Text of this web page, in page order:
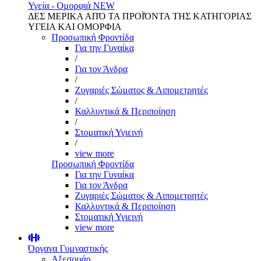
Υγεία - Ομορφιά NEW
ΔΕΣ ΜΕΡΙΚΑ ΑΠΌ ΤΑ ΠΡΟΪΌΝΤΑ ΤΗΣ ΚΑΤΗΓΟΡΙΑΣ
ΥΓΕΙΑ ΚΑΙ ΟΜΟΡΦΙΑ
Προσωπική Φροντίδα
Για την Γυναίκα
/
Για τον Άνδρα
/
Ζυγαριές Σώματος & Λιπομετρητές
/
Καλλυντικά & Περιποίηση
/
Στοματική Υγιεινή
/
view more
Προσωπική Φροντίδα
Για την Γυναίκα
Για τον Άνδρα
Ζυγαριές Σώματος & Λιπομετρητές
Καλλυντικά & Περιποίηση
Στοματική Υγιεινή
view more
Όργανα Γυμναστικής
Αξεσουάρ